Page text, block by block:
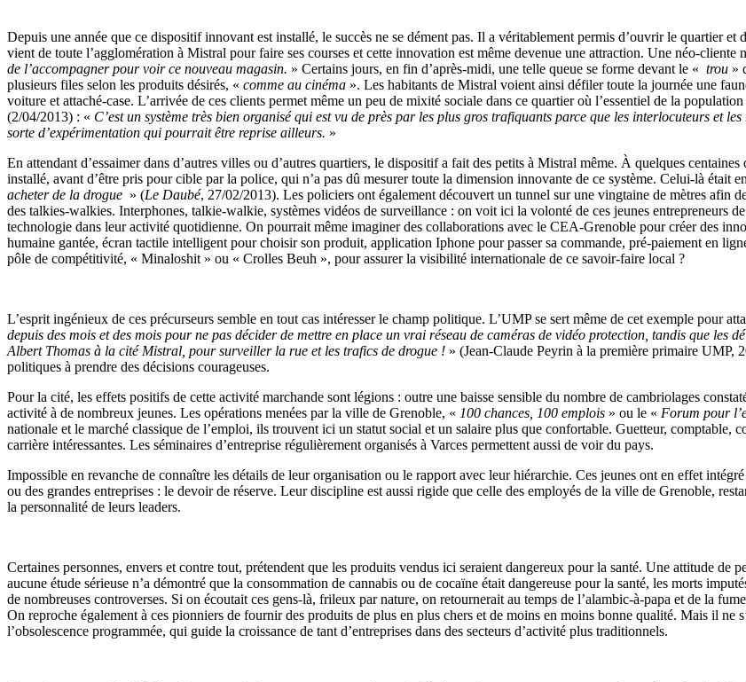
Depuis une année que ce dispositif innovant est installé, le succès ne se dément pas. Il a véritablement permis d’ouvrir le quartier
vient de toute l’agglomération à Mistral pour faire ses courses et cette innovation est même devenue une attraction. Une néo-cliente
de l’accompagner pour voir ce nouveau magasin. » Certains jours, en fin d’après-midi, une telle queue se forme devant le « trou »
plusieurs files selon les produits désirés, « comme au cinéma ». Les habitants de Mistral voient ainsi défiler toute la journée une
voiture et attaché-case. L’arrivée de ces clients permet même un peu de mixité sociale dans ce quartier où l’essentiel de la
(2/04/2013) : « C’est un système très bien organisé qui est vu de près par les plus gros trafiquants parce que les interlocuteurs et
sorte d’expérimentation qui pourrait être reprise ailleurs. »
En attendant d’essaimer dans d’autres villes ou d’autres quartiers, le dispositif a fait des petits à Mistral même. À quelques
installé, avant d’être pris pour cible par la police, qui n’a pas dû mesurer toute la dimension innovante de ce système. Celui-là était
acheter de la drogue » (Le Daubé, 27/02/2013). Les policiers ont également découvert un tunnel sur une vingtaine de mètres afin
des talkies-walkies. Interphones, talkie-walkie, systèmes vidéos de surveillance : on voit ici la volonté de ces jeunes entrepreneurs
technologie dans leur activité quotidienne. On pourrait même imaginer des collaborations avec le CEA-Grenoble pour créer des
humaine gantée, écran tactile intelligent pour choisir son produit, application Iphone pour passer sa commande, pré-paiement en
pôle de compétitivité, « Minaloshit » ou « Crolles Beuh », pour assurer la visibilité internationale de ce savoir-faire local ?
L’esprit ingénieux de ces précurseurs semble en tout cas intéresser le champ politique. L’UMP se sert même de cet exemple pour
depuis des mois et des mois pour ne pas décider de mettre en place un vrai réseau de caméras de vidéo protection, tandis que les
Albert Thomas à la cité Mistral, pour surveiller la rue et les trafics de drogue ! » (Jean-Claude Peyrin à la première primaire UMP,
politiques à prendre des décisions courageuses.
Pour la cité, les effets positifs de cette activité marchande sont légions : outre une baisse sensible du nombre de cambriolages
activité à de nombreux jeunes. Les opérations menées par la ville de Grenoble, « 100 chances, 100 emplois » ou le « Forum pour
nationale et le marché classique de l’emploi, ils trouvent ici un statut social et un salaire plus que confortable. Guetteur, comptable,
carrière intéressantes. Les séminaires d’entreprise régulièrement organisés à Varces permettent aussi de voir du pays.
Impossible en revanche de connaître les détails de leur organisation ou le rapport avec leur hiérarchie. Ces jeunes ont en effet
ou des grandes entreprises : le devoir de réserve. Leur discipline est aussi rigide que celle des employés de la ville de Grenoble,
la personnalité de leurs leaders.
Certaines personnes, envers et contre tout, prétendent que les produits vendus ici seraient dangereux pour la santé. Une attitude de
aucune étude sérieuse n’a démontré que la consommation de cannabis ou de cocaïne était dangereuse pour la santé, les morts
de nombreuses controverses. Si on écoutait ces gens-là, frileux par nature, on retournerait au temps de l’alambic-à-papa et de la
On reproche également à ces pionniers de fournir des produits de plus en plus chers et de moins en moins bonne qualité. Mais il ne
l’obsolescence programmée, qui guide la croissance de tant d’entreprises dans des secteurs d’activité plus traditionnels.